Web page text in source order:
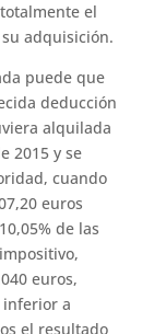
el
adquisición.
puede que
deducción
alquilada
2015 y se
cuando
euros
de las
euros,
inferior a
el resultado